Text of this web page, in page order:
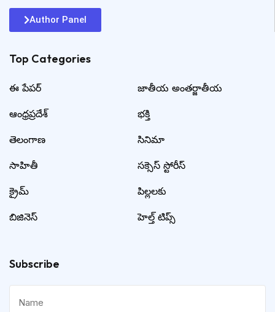
Author Panel
Top Categories​
ఈ పేపర్
ఆంధ్రప్రదేశ్
తెలంగాణ
సాహితీ
క్రైమ్
బిజినెస్
జాతీయ అంతర్జాతీయ
భక్తి
సినిమా
సక్సెస్ స్టోరీస్
పిల్లలకు
హెల్త్ టిప్స్
Subscribe